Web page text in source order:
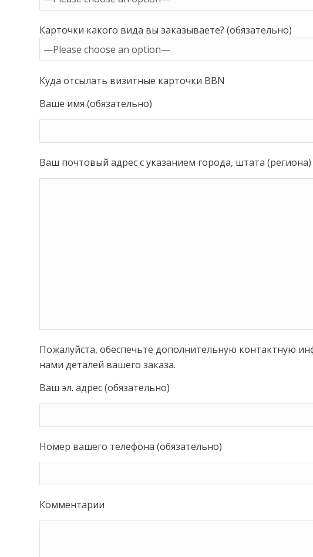
Карточки какого вида вы заказываете? (обязательно)
Куда отсылать визитные карточки BBN
Ваше имя (обязательно)
Ваш почтовый адрес с указанием города, штата
Пожалуйста, обеспечьте дополнительную контактную
нами деталей вашего заказа.
Ваш эл. адрес (обязательно)
Номер вашего телефона (обязательно)
Комментарии